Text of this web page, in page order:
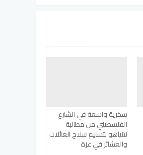
سخرية واسعة في الشارع
الفلسطيني من مطالبة
نتنياهو بتسليم سلاح العائلات
والعشائر في غزة